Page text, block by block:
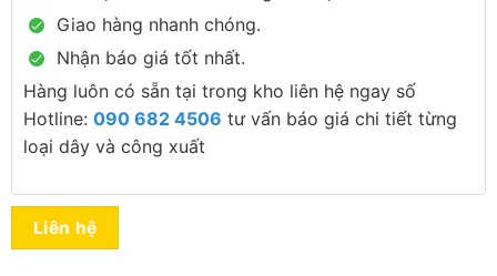
Giao hàng nhanh chóng.
Nhận báo giá tốt nhất.
Hàng luôn có sẵn tại trong kho liên hệ ngay số
Hotline: 090 682 4506 tư vấn báo giá chi tiết từng
loại dây và công xuất
Liên hệ